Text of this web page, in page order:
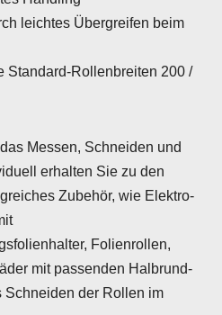
leichtes Übergreifen beim
Standard-Rollenbreiten 200 /
Messen, Schneiden und
erhalten Sie zu den
Zubehör, wie Elektro-
Folienrollen,
mit passenden Halbrund-
Schneiden der Rollen im